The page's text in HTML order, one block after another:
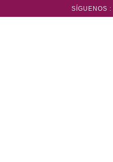
SÍGUENOS :